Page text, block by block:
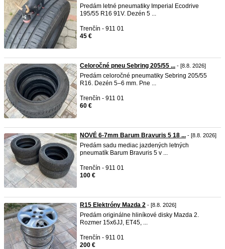
Predám letné pneumatiky Imperial Ecodrive
195/55 R16 91V. Dezén 5 ...
Trenčín - 911 01
45 €
Celoročné pneu Sebring 205/55 ... - [8.8. 2026]
Predám celoročné pneumatiky Sebring 205/55
R16. Dezén 5–6 mm. Pne ...
Trenčín - 911 01
60 €
NOVÉ 6-7mm Barum Bravuris 5 18 ... - [8.8. 2026]
Predám sadu mediac jazdených letných
pneumatík Barum Bravuris 5 v ...
Trenčín - 911 01
100 €
R15 Elektróny Mazda 2 - [8.8. 2026]
Predám originálne hliníkové disky Mazda 2.
Rozmer 15x6JJ, ET45, ...
Trenčín - 911 01
200 €